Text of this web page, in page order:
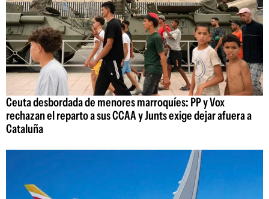
Ceuta desbordada de menores marroquíes: PP y Vox
rechazan el reparto a sus CCAA y Junts exige dejar afuera a
Cataluña